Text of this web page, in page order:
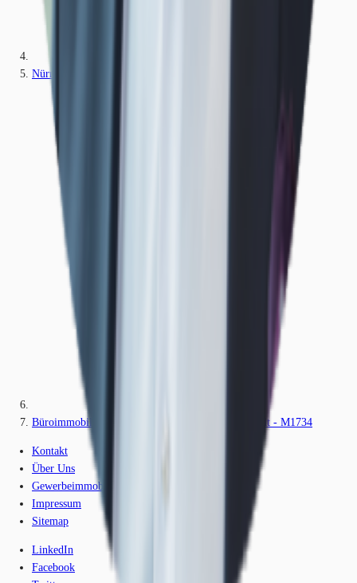
Nürnberg
Büroimmobilie - Nürnberg, Nordöstliche Außenstadt - M1734
Kontakt
Über Uns
Gewerbeimmobilien-Lexikon
Impressum
Sitemap
LinkedIn
Facebook